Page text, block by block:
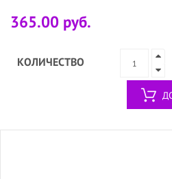
365.00 руб.
КОЛИЧЕСТВО